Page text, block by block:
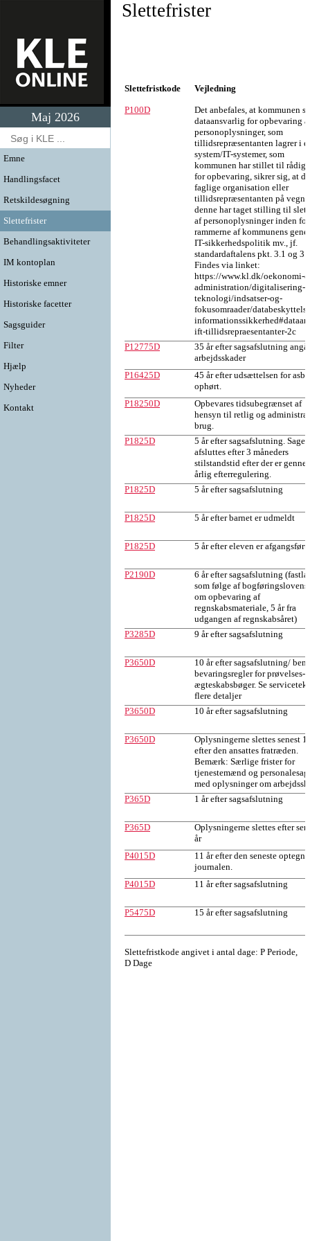
Maj 2026
Emne
Handlingsfacet
Retskildesøgning
Slettefrister
Behandlingsaktiviteter
IM kontoplan
Historiske emner
Historiske facetter
Sagsguider
Filter
Hjælp
Nyheder
Kontakt
Slettefrister
Slettefristkode Vejledning
P100D
Det anbefales, at kommunen
dataansvarlig for opbevaring
personoplysninger, som
tillidsrepræsentanten lagrer i
system/IT-systemer, som
kommunen har stillet til
for opbevaring, sikrer sig, at
faglige organisation eller
tillidsrepræsentanten på
denne har taget stilling til
af personoplysninger inden for
rammerne af kommunens
IT-sikkerhedspolitik mv., jf.
standardaftalens pkt. 3.1 og
Findes via linket:
https://www.kl.dk/oekonomi-
administration/digitalisering-
teknologi/indsatser-og-
fokusomraader/
ift-tillidsrepraesentanter-2c
P12775D
35 år efter sagsafslutning
arbejdsskader
P16425D
45 år efter udsættelsen for
ophørt.
P18250D
Opbevares tidsubegrænset af
hensyn til retlig og
brug.
P1825D
5 år efter sagsafslutning. Sagen
afsluttes efter 3 måneders
stilstandstid efter der er
årlig efterregulering.
P1825D
5 år efter sagsafslutning
P1825D 5 år efter barnet er udmeldt
P1825D 5 år efter eleven er afgangsført
P2190D
6 år efter sagsafslutning
som følge af bogføringslovens
om opbevaring af
regnskabsmateriale, 5 år fra
udgangen af regnskabsåret)
P3285D
9 år efter sagsafslutning
P3650D
10 år efter sagsafslutning/
bevaringsregler for prøvelses-
ægteskabsbøger. Se
flere detaljer
P3650D
10 år efter sagsafslutning
P3650D
Oplysningerne slettes senest
efter den ansattes fratræden.
Bemærk: Særlige frister for
tjenestemænd og
med oplysninger om
P365D
1 år efter sagsafslutning
P365D
Oplysningerne slettes efter
år
P4015D
11 år efter den seneste
journalen.
P4015D
11 år efter sagsafslutning
P5475D 15 år efter sagsafslutning
Slettefristkode angivet i antal dage: P Periode,
D Dage